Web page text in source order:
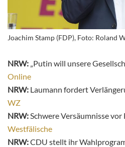
Joachim Stamp (FDP), Foto: Roland
NRW: „Putin will unsere
Online
NRW: Laumann fordert
WZ
NRW:Schwere Versäumnisse
Westfälische
NRW:CDU stellt ihr